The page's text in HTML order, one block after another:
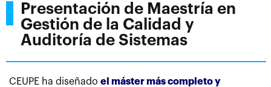
Presentación de Maestría en
Gestión de la Calidad y
Auditoría de Sistemas
CEUPE ha diseñado el máster más completo y